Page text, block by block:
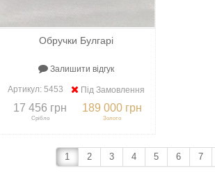
Обручки Булгарі
Залишити відгук
Артикул:5453 Під Замовлення
17 456 грн
Срібло
189 000 грн
Золото
До порівняння +В закладки
1 2 3 4 5 6 7